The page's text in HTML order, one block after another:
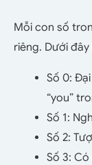
Mỗi con số
riêng. Dưới
Số 0:
“you”
Số 1:
Số 2:
Số 3: Có